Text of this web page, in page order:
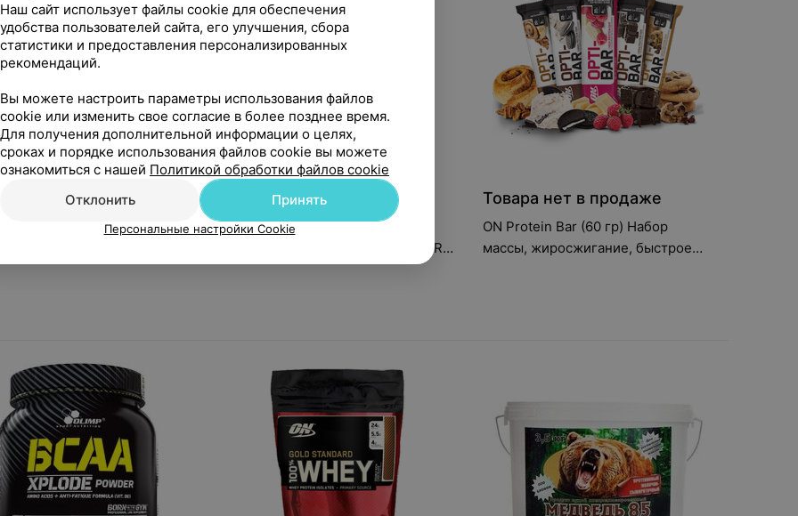
нет в продаже
- CELL-TECH 2,7 kg (56
В порошке
Товара нет в продаже
Молодечненский молочный
комбинат КСБ 80 FITNESS SUPER
PROTEIN 1кг Сывороточный
Товара нет в продаже
ON Protein Bar (60 гр) Набор
массы, жиросжигание, быстрое
Наш сайт использует файлы cookie для обеспечения
удобства пользователей сайта, его улучшения, сбора
статистики и предоставления персонализированных
рекомендаций.
Вы можете настроить параметры использования файлов
cookie или изменить свое согласие в более позднее время.
Для получения дополнительной информации о целях,
сроках и порядке использования файлов cookie вы можете
ознакомиться с нашей Политикой обработки файлов cookie
Отклонить
Принять
Персональные настройки Cookie